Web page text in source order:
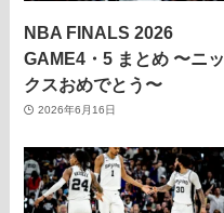
NBA FINALS 2026
GAME4・5 まとめ 〜ニッ
クスおめでとう〜
2026年6月16日